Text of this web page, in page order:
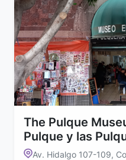
The Pulque
Pulque y las
Av. Hidalgo 107-109,